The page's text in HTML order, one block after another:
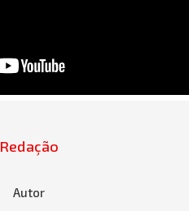
Redação
Autor